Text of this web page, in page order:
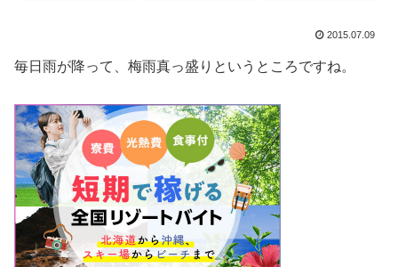
2015.07.09
毎日雨が降って、梅雨真っ盛りというところですね。